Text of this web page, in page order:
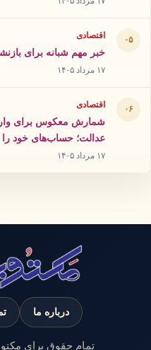
۰۵ اقتصادی
خبر مهم شبانه برای
۱۷ مرداد ۱۴۰۵
۰۶ اقتصادی
شمارش معکوس برای
عدالت؛ حساب‌های خود
۱۷ مرداد ۱۴۰۵
درباره ما
تمام حقوق برای